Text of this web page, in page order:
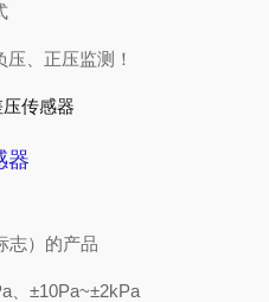
、正压监测！
器
志）的产品
、±10Pa~±2kPa